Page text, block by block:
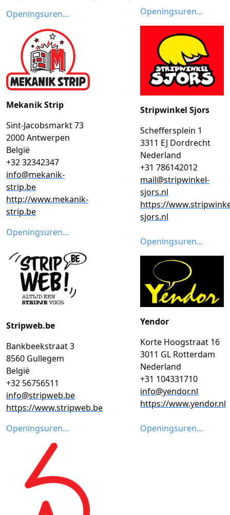
Openingsuren...
Mekanik Strip
Sint-Jacobsmarkt 73
2000 Antwerpen
België
+32 32342347
info@mekanik-
strip.be
http://www.mekanik-
strip.be
Openingsuren...
Stripweb.be
Bankbeekstraat 3
8560 Gullegem
België
+32 56756511
info@stripweb.be
https://www.stripweb.be
Openingsuren...
Openingsuren...
Stripwinkel Sjors
Scheffersplein 1
3311 EJ Dordrecht
Nederland
+31 786142012
mail@stripwinkel-
sjors.nl
https://
sjors.nl
Openingsuren...
Yendor
Korte Hoogstraat 16
3011 GL Rotterdam
Nederland
+31 104331710
info@yendor.nl
https://www.yendor.nl
Openingsuren...